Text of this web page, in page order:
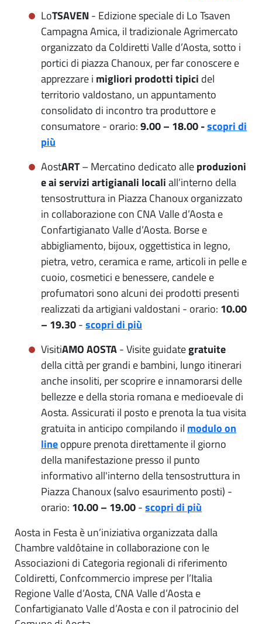
LoTSAVEN- Edizione speciale di Lo Tsaven
Campagna Amica, il tradizionale Agrimercato
organizzato da Coldiretti Valle d’Aosta, sotto i
portici di piazza Chanoux, per far conoscere e
apprezzare i migliori prodotti tipici del
territorio valdostano, un appuntamento
consolidato di incontro tra produttore e
consumatore - orario:9.00 – 18.00 -scopri di
più
AostART– Mercatino dedicato alleproduzioni
e ai servizi artigianali localiall’interno della
tensostruttura in Piazza Chanoux organizzato
in collaborazione con CNA Valle d’Aosta e
Confartigianato Valle d’Aosta. Borse e
abbigliamento, bijoux, oggettistica in legno,
pietra, vetro, ceramica e rame, articoli in pelle e
cuoio, cosmetici e benessere, candele e
profumatori sono alcuni dei prodotti presenti
realizzati da artigiani valdostani - orario: 10.00
– 19.30-scopri di più
VisitiAMO AOSTA- Visite guidategratuite
della città per grandi e bambini, lungo itinerari
anche insoliti, per scoprire e innamorarsi delle
bellezze e della storia romana e medioevale di
Aosta. Assicurati il posto e prenota la tua visita
gratuita in anticipo compilando il modulo on
lineoppure prenota direttamente il giorno
della manifestazione presso il punto
informativo all'interno della tensostruttura in
Piazza Chanoux (salvo esaurimento posti) -
orario: 10.00 – 19.00-scopri di più
Aosta in Festa è un’iniziativa organizzata dalla
Chambre valdôtaine in collaborazione con le
Associazioni di Categoria regionali di riferimento
Coldiretti, Confcommercio imprese per l’Italia
Regione Valle d’Aosta, CNA Valle d’Aosta e
Confartigianato Valle d’Aosta e con il patrocinio del